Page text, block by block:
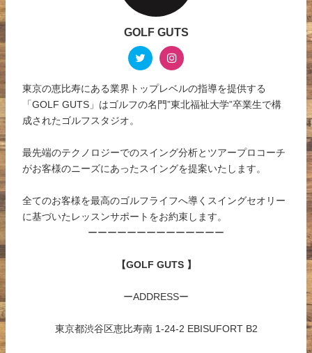
GOLF GUTS
東京の恵比寿にある業界トップレベルの指導を提供する
「GOLF GUTS」はゴルフの名門”東北福祉大学”卒業生で構
成されたゴルフスタジオ。
最先端のテクノロジーでのスイング分析とツアープロコーチ
がお客様のニーズにあったスイングを提案いたします。
全てのお客様を最高のゴルフライフへ導くスイングセオリー
に基づいたレッスンサポートをお約束します。
ーーーーーーーーーーーーーー
【GOLF GUTS 】
ーADDRESSー
東京都渋谷区恵比寿南 1-24-2 EBISUFORT B2